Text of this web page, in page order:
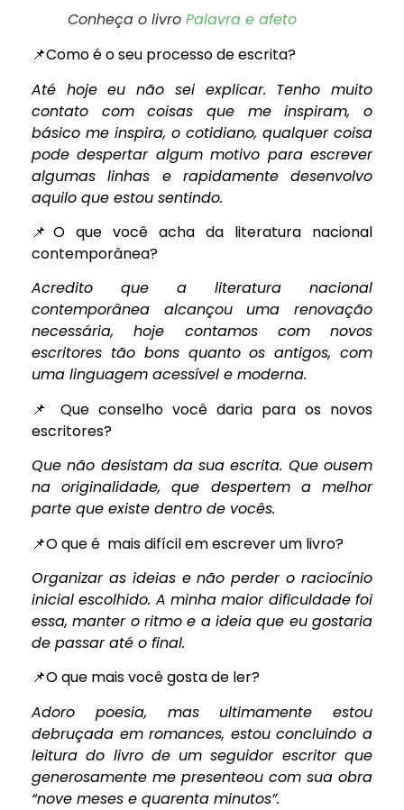
Conheça o livro Palavra e afeto
📌Como é o seu processo de escrita?
Até hoje eu não sei explicar. Tenho muito
contato com coisas que me inspiram, o
básico me inspira, o cotidiano, qualquer coisa
pode despertar algum motivo para escrever
algumas linhas e rapidamente desenvolvo
aquilo que estou sentindo.
📌O que você acha da literatura nacional
contemporânea?
Acredito que a literatura nacional
contemporânea alcançou uma renovação
necessária, hoje contamos com novos
escritores tão bons quanto os antigos, com
uma linguagem acessível e moderna.
📌 Que conselho você daria para os novos
escritores?
Que não desistam da sua escrita. Que ousem
na originalidade, que despertem a melhor
parte que existe dentro de vocês.
📌O que é mais difícil em escrever um livro?
Organizar as ideias e não perder o raciocínio
inicial escolhido. A minha maior dificuldade foi
essa, manter o ritmo e a ideia que eu gostaria
de passar até o final.
📌O que mais você gosta de ler?
Adoro poesia, mas ultimamente estou
debruçada em romances, estou concluindo a
leitura do livro de um seguidor escritor que
generosamente me presenteou com sua obra
“nove meses e quarenta minutos”.